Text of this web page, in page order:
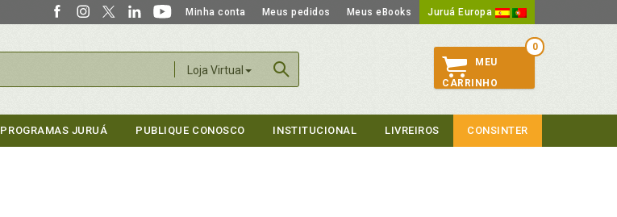
Minha conta Meus pedidos Meus eBooks Juruá Europa
Loja Virtual
0
MEU
CARRINHO
PROGRAMAS JURUÁ PUBLIQUE CONOSCO INSTITUCIONAL LIVREIROS CONSINTER